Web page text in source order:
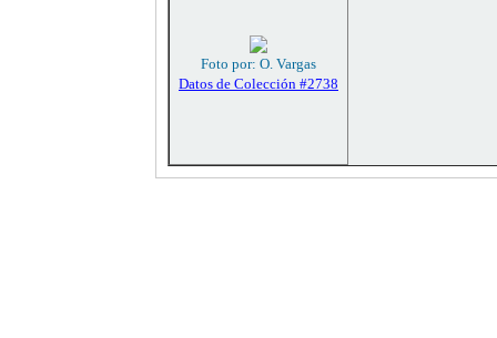
Foto por: O. Vargas
Datos de Colección #2738